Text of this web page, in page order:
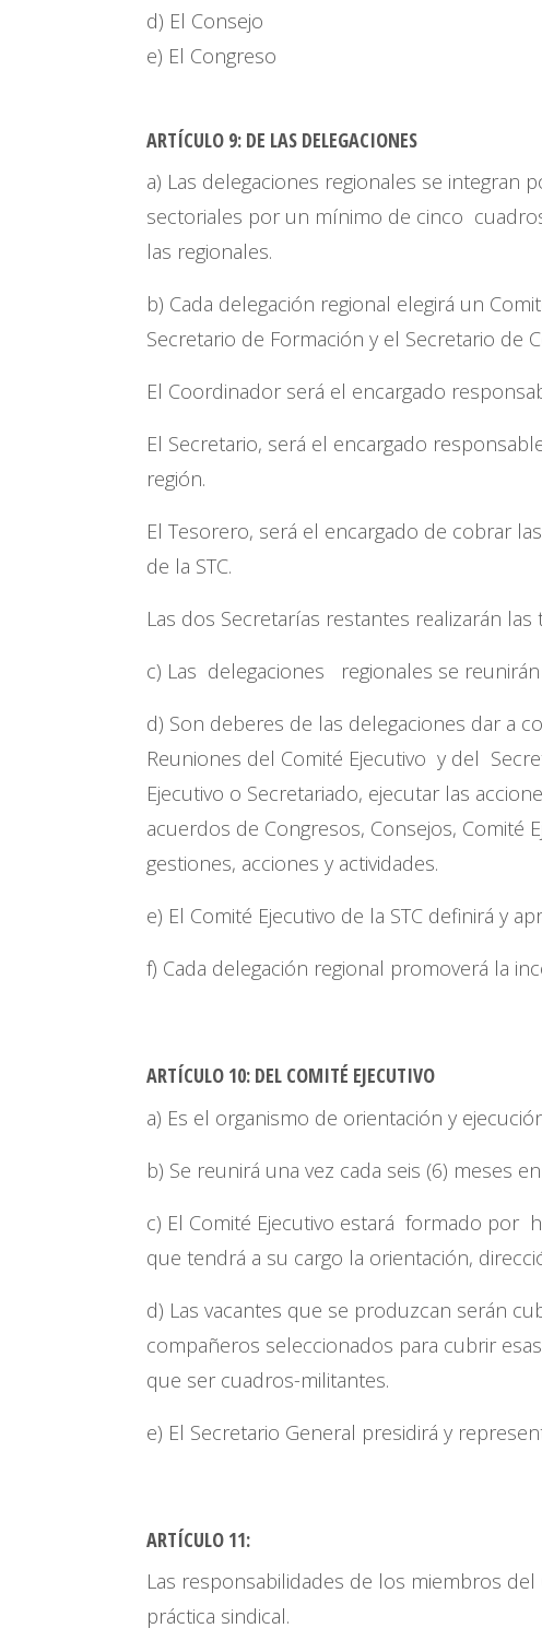
d) El Consejo
e) El Congreso
ARTÍCULO 9: DE LAS DELEGACIONES
a) Las delegaciones regionales se
sectoriales por un mínimo de cinco
las regionales.
b) Cada delegación regional elegirá un
Secretario de Formación y el Secretario de
El Coordinador será el encargado
El Secretario, será el encargado
región.
El Tesorero, será el encargado de cobrar
de la STC.
Las dos Secretarías restantes realizarán
c) Las delegaciones regionales se
d) Son deberes de las delegaciones dar a
Reuniones del Comité Ejecutivo y del
Ejecutivo o Secretariado, ejecutar las
acuerdos de Congresos, Consejos, Comité
gestiones, acciones y actividades.
e) El Comité Ejecutivo de la STC definirá y
f) Cada delegación regional promoverá la
ARTÍCULO 10: DEL COMITÉ EJECUTIVO
a) Es el organismo de orientación y
b) Se reunirá una vez cada seis (6) meses
c) El Comité Ejecutivo estará formado por
que tendrá a su cargo la orientación,
d) Las vacantes que se produzcan serán
compañeros seleccionados para cubrir
que ser cuadros-militantes.
e) El Secretario General presidirá y
ARTÍCULO 11:
Las responsabilidades de los miembros
práctica sindical.